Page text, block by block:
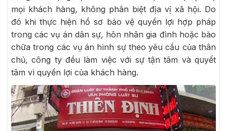
mọi khách hàng, không phân biệt địa vị xã hội. Do
đó khi thực hiện hồ sơ bảo vệ quyền lợi hợp pháp
trong các vụ án dân sự, hôn nhân gia đình hoặc bào
chữa trong các vụ án hình sự theo yêu cầu của thân
chủ, công ty đều làm việc với sự tận tâm và quyết
tâm vì quyền lợi của khách hàng.